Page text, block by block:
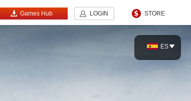
STORE
Games Hub LOGIN
ES